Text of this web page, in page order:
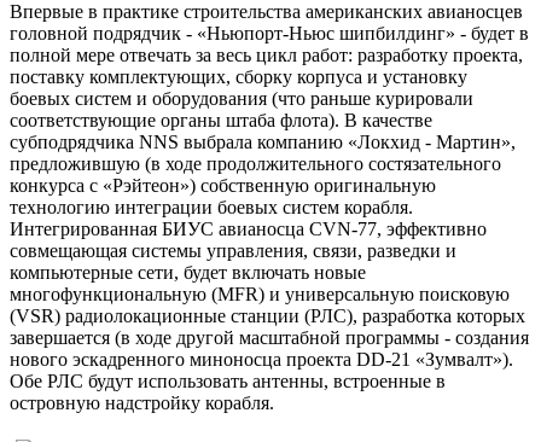
Впервые в практике строительства американских авианосцев
головной подрядчик - «Ньюпорт-Ньюс шипбилдинг» - будет в
полной мере отвечать за весь цикл работ: разработку проекта,
поставку комплектующих, сборку корпуса и установку
боевых систем и оборудования (что раньше курировали
соответствующие органы штаба флота). В качестве
субподрядчика NNS выбрала компанию «Локхид - Мартин»,
предложившую (в ходе продолжительного состязательного
конкурса с «Рэйтеон») собственную оригинальную
технологию интеграции боевых систем корабля.
Интегрированная БИУС авианосца CVN-77, эффективно
совмещающая системы управления, связи, разведки и
компьютерные сети, будет включать новые
многофункциональную (MFR) и универсальную поисковую
(VSR) радиолокационные станции (РЛС), разработка которых
завершается (в ходе другой масштабной программы - создания
нового эскадренного миноносца проекта DD-21 «Зумвалт»).
Обе РЛС будут использовать антенны, встроенные в
островную надстройку корабля.